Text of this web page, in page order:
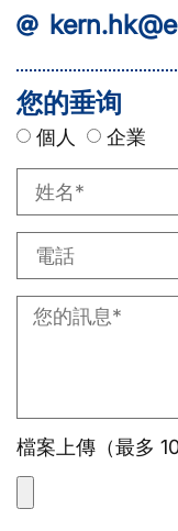
您的垂询
個人 企業
檔案上傳（最多